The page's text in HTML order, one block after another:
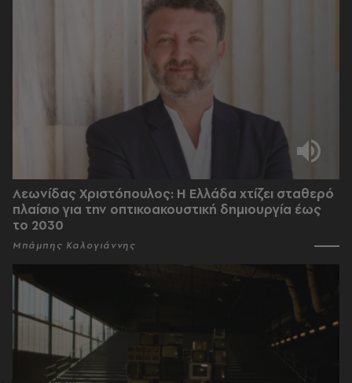
Λεωνίδας Χριστόπουλος: Η Ελλάδα χτίζει σταθερό
πλαίσιο για την οπτικοακουστική δημιουργία έως
το 2030
Μπάμπης Καλογιάννης